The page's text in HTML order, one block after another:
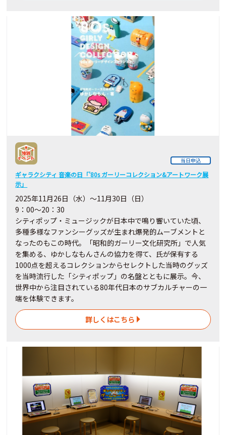
当日申込
ギャラクシティ 音楽の日「'80s ガーリーコレクション&アートワーク展
示」
2025年11月26日（水）～11月30日（日）
9：00～20：30
シティポップ・ミュージックが日本中で鳴り響いていた頃、
多種多様なファンシーグッズが生まれ爆発的ムーブメントと
なったのもこの時代。「昭和的ガーリー文化研究所」で人気
を集める、ゆかしなもんさんの協力を得て、氏が保有する
1000点を超えるコレクションからセレクトした当時のグッズ
を当時流行した「シティポップ」の名盤とともに展示。今、
世界中から注目されている80年代日本のサブカルチャーの一
端を体験できます。
詳しくはこちら